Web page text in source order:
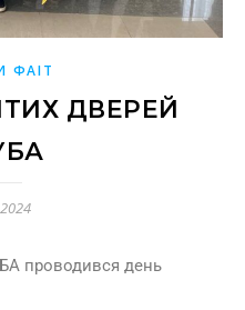
ФАІТ
ДВЕРЕЙ
проводився день